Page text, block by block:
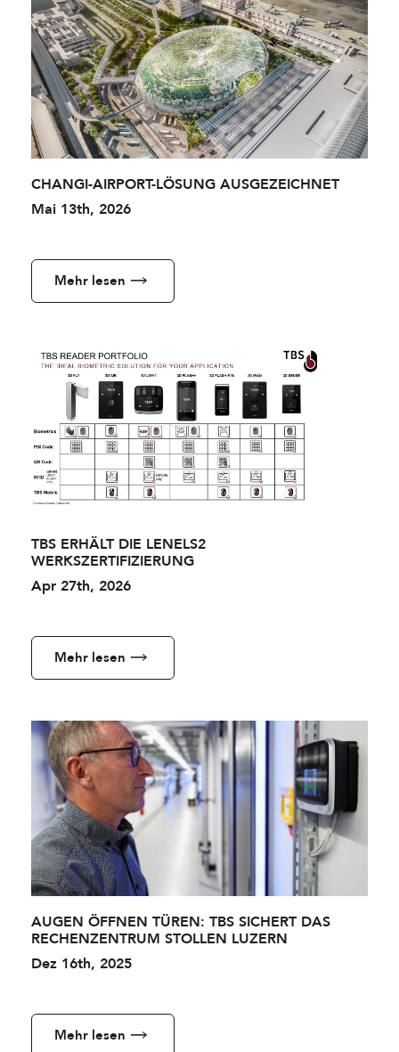
CHANGI-AIRPORT-LÖSUNG AUSGEZEICHNET
Mai 13th, 2026
Mehr lesen
TBS ERHÄLT DIE LENELS2
WERKSZERTIFIZIERUNG
Apr 27th, 2026
Mehr lesen
AUGEN ÖFFNEN TÜREN: TBS SICHERT DAS
RECHENZENTRUM STOLLEN LUZERN
Dez 16th, 2025
Mehr lesen